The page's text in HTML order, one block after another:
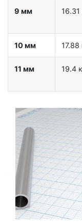
9 мм 16.31
10 мм 17.88
11 мм 19.4